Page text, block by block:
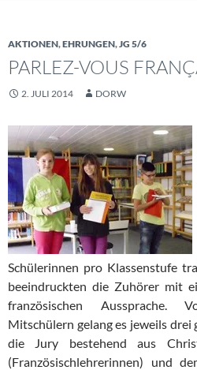
AKTIONEN,EHRUNGEN,JG 5/6
PARLEZ-VOUS
2. JULI 2014 DORW
Schülerinnen pro Klassenstufe
beeindruckten die Zuhörer mit
französischen Aussprache.
Mitschülern gelang es jeweils
die Jury bestehend aus
(Französischlehrerinnen) und